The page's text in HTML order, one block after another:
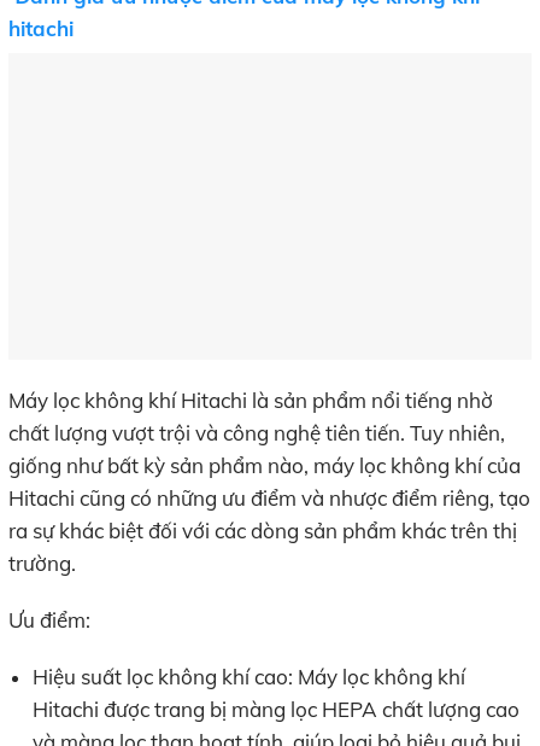
hitachi
Máy lọc không khí Hitachi là sản phẩm nổi tiếng nhờ
chất lượng vượt trội và công nghệ tiên tiến. Tuy nhiên,
giống như bất kỳ sản phẩm nào, máy lọc không khí của
Hitachi cũng có những ưu điểm và nhược điểm riêng, tạo
ra sự khác biệt đối với các dòng sản phẩm khác trên thị
trường.
Ưu điểm:
Hiệu suất lọc không khí cao: Máy lọc không khí
Hitachi được trang bị màng lọc HEPA chất lượng cao